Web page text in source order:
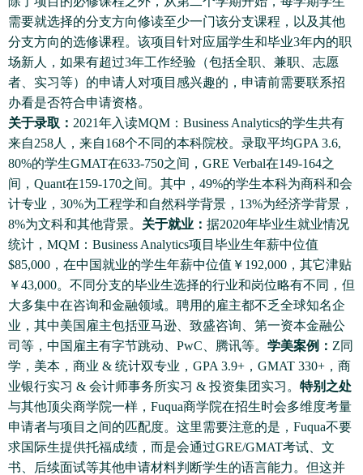
需要就选择的分支方向修读至少一门该分支课程，以及其他
分支方向的选修课程。该项目针对应届学生和毕业3年内的职
场新人，如果有超过3年工作经验（包括全职、兼职、志愿
者、实习等）的申请人对项目感兴趣的，申请前需要联系招
办看是否符合申请资格。
关于录取： 2021年入读MQM：Business Analytics的学生共有
来自258人，来自168个不同的本科院校。录取平均GPA 3.6,
80%的学生GMAT在633-750之间，GRE Verbal在149-164之
间，Quant在159-170之间。其中，49%的学生本科为商科和会
计专业，30%为工程学和自然科学背景，13%为经济学背景，
8%为文科和其他背景。 关于就业： 据2020年毕业生就业情况
统计，MQM：Business Analytics项目毕业生年薪中位值
$85,000，在中国就业的学生年薪中位值￥192,000，其它津贴
￥43,000。不同分支的毕业生选择的行业和岗位略有不同，但
大多集中在咨询和金融领域。聘用的雇主都不乏全球知名企
业，其中美国雇主包括亚马逊、致盛咨询、第一资本金融公
司等，中国雇主有字节跳动、PwC、腾讯等。 学美案例： Z同
学，美本，商业 & 统计双专业，GPA 3.9+，GMAT 330+，商
业银行实习 & 会计师事务所实习 & 投资集团实习。 特别之处
与其他顶尖商学院一样，Fuqua商学院在招生时会多维度考量
申请者与项目之间的匹配度。这里需要注意的是，Fuqua不要
求国际生提供托福成绩，而是会通过GRE/GMAT考试、文
书、后续面试等其他申请材料判断学生的语言能力。但这并